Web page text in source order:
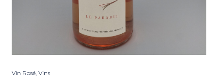
Vin Rosé Vins